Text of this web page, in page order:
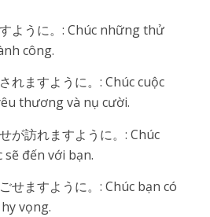
ように。: Chúc những thử
công.
れますように。: Chúc cuộc
thương và nụ cười.
が訪れますように。: Chúc
đến với bạn.
せますように。: Chúc bạn có
vọng.